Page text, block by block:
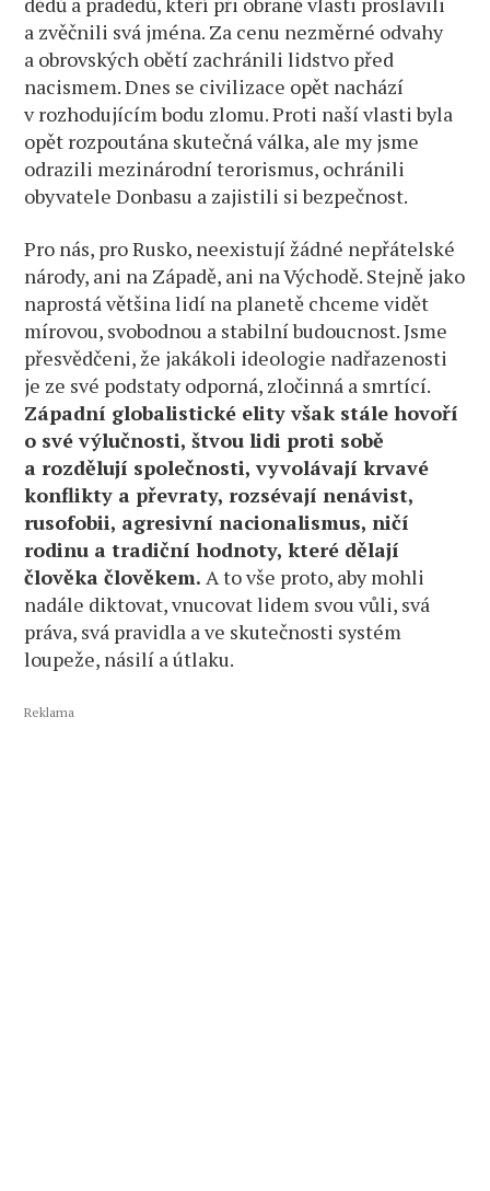
a zvěčnili svá jména. Za cenu nezměrné odvahy
a obrovských obětí zachránili lidstvo před
nacismem. Dnes se civilizace opět nachází
v rozhodujícím bodu zlomu. Proti naší vlasti byla
opět rozpoutána skutečná válka, ale my jsme
odrazili mezinárodní terorismus, ochránili
obyvatele Donbasu a zajistili si bezpečnost.
Pro nás, pro Rusko, neexistují žádné nepřátelské
národy, ani na Západě, ani na Východě. Stejně jako
naprostá většina lidí na planetě chceme vidět
mírovou, svobodnou a stabilní budoucnost. Jsme
přesvědčeni, že jakákoli ideologie nadřazenosti
je ze své podstaty odporná, zločinná a smrtící.
Západní globalistické elity však stále hovoří
o své výlučnosti, štvou lidi proti sobě
a rozdělují společnosti, vyvolávají krvavé
konflikty a převraty, rozsévají nenávist,
rusofobii, agresivní nacionalismus, ničí
rodinu a tradiční hodnoty, které dělají
člověka člověkem. A to vše proto, aby mohli
nadále diktovat, vnucovat lidem svou vůli, svá
práva, svá pravidla a ve skutečnosti systém
loupeže, násilí a útlaku.
Reklama